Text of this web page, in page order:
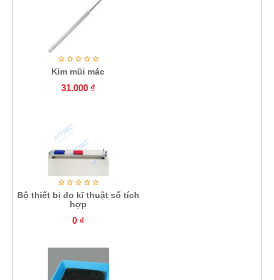
Kim mũi mác
31.000 ₫
Bộ thiết bị đo kĩ thuật số tích
hợp
0 ₫